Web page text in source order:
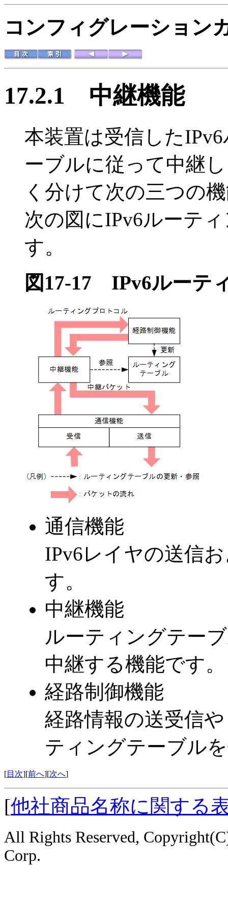
コンフィグレーション
17.2.1 中継機能
本装置は受信した
ーブルに従って中継
く分けて次の三つの
次の図にIPv6ルーテ
す。
図17-17 IPv6ルーテ
通信機能
IPv6レイヤの送信
す。
中継機能
ルーティングテー
中継する機能です。
経路制御機能
経路情報の送受信
ティングテーブル
[目次][前へ][次へ]
[他社商品名称に関する
All Rights Reserved,
Corp.